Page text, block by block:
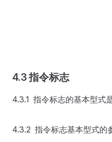
4.3 指令标志
4.3.1 指令标志的基本型式
4.3.2 指令标志基本型式的